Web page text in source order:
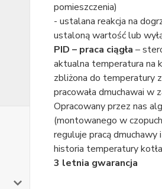
pomieszczenia)
- ustalana reakcja na
ustaloną wartość lub
PID – praca ciągła –
aktualna temperatura na
zbliżona do temperatury
pracowała dmuchawai w
Opracowany przez nas
(montowanego w
reguluje pracą
historia temperatury
3 letnia gwarancja